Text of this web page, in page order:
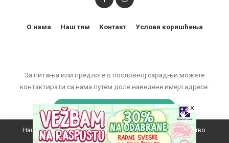
За питања или предлоге о пословној сарадњи можете
контактирати са нама путем доле наведене имејл адресе:
marketing@zelenaucionica.com
О нама Наш тим Контакт Услови коришћења
Наш вебсајт користи колачиће да побољша ваше искуство.
×